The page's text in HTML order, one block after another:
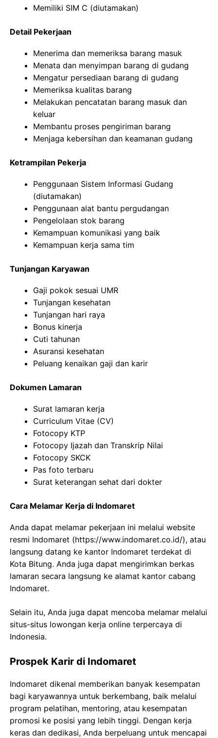
Memiliki SIM C (diutamakan)
Detail Pekerjaan
Menerima dan memeriksa barang masuk
Menata dan menyimpan barang di gudang
Mengatur persediaan barang di gudang
Memeriksa kualitas barang
Melakukan pencatatan barang masuk dan
keluar
Membantu proses pengiriman barang
Menjaga kebersihan dan keamanan gudang
Ketrampilan Pekerja
Penggunaan Sistem Informasi Gudang
(diutamakan)
Penggunaan alat bantu pergudangan
Pengelolaan stok barang
Kemampuan komunikasi yang baik
Kemampuan kerja sama tim
Tunjangan Karyawan
Gaji pokok sesuai UMR
Tunjangan kesehatan
Tunjangan hari raya
Bonus kinerja
Cuti tahunan
Asuransi kesehatan
Peluang kenaikan gaji dan karir
Dokumen Lamaran
Surat lamaran kerja
Curriculum Vitae (CV)
Fotocopy KTP
Fotocopy Ijazah dan Transkrip Nilai
Fotocopy SKCK
Pas foto terbaru
Surat keterangan sehat dari dokter
Cara Melamar Kerja di Indomaret
Anda dapat melamar pekerjaan ini melalui website
resmi Indomaret (https://www.indomaret.co.id/), atau
langsung datang ke kantor Indomaret terdekat di
Kota Bitung. Anda juga dapat mengirimkan berkas
lamaran secara langsung ke alamat kantor cabang
Indomaret.
Selain itu, Anda juga dapat mencoba melamar melalui
situs-situs lowongan kerja online terpercaya di
Indonesia.
Prospek Karir di Indomaret
Indomaret dikenal memberikan banyak kesempatan
bagi karyawannya untuk berkembang, baik melalui
program pelatihan, mentoring, atau kesempatan
promosi ke posisi yang lebih tinggi. Dengan kerja
keras dan dedikasi, Anda berpeluang untuk mencapai